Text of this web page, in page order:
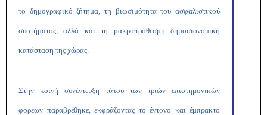
το δημογραφικό ζήτημα, τη βιωσιμότητα του ασφαλιστικού
συστήματος, αλλά και τη μακροπρόθεσμη δημοσιονομική
κατάσταση της χώρας.
Στην κοινή συνέντευξη τύπου των τριών επιστημονικών
φορέων παραβρέθηκε, εκφράζοντας το έντονο και έμπρακτο